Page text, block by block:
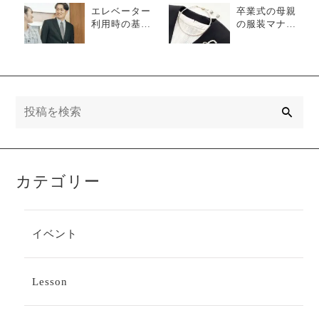
エレベーター
利用時の基本
卒業式の母親
の服装マナー
解説
カテゴリー
イベント
Lesson